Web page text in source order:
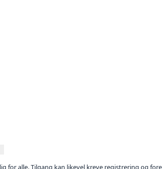
for alle. Tilgang kan likevel kreve registrering og